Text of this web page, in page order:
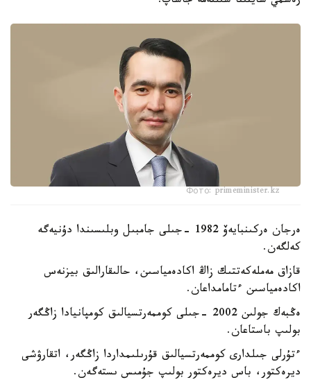
Фото: primeminister.kz
ەرجان ەركىنبايەۆ 1982 -جىلى جامبىل وبلىسىندا دۇنيەگە
كەلگەن.
قازاق مەملەكەتتىك زاڭ اكادەمياسىن، حالىقارالىق بيزنەس
اكادەمياسىن ءتامامداعان.
ەڭبەك جولىن 2002 -جىلى كوممەرتسيالىق كومپانيادا زاڭگەر
بولىپ باستاعان.
ءتۇرلى جىلدارى كوممەرتسيالىق قۇرىلىمداردا زاڭگەر، اتقارۋشى
ديرەكتور، باس ديرەكتور بولىپ جۇمىس ىستەگەن.